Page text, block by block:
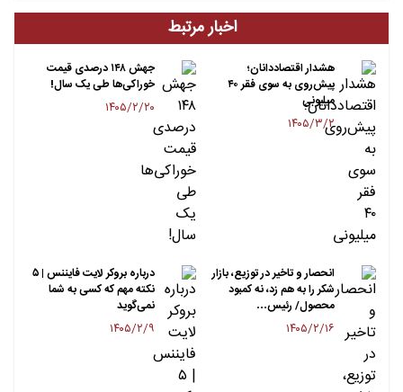
اخبار مرتبط
هشدار اقتصاددانان؛
پیش‌روی به سوی فقر ۴۰
میلیونی
۱۴۰۵/۳/۲
جهش ۱۴۸ درصدی قیمت
خوراکی‌ها طی یک سال!
۱۴۰۵/۲/۲۰
انحصار و تاخیر در توزیع، بازار
شکر را به هم زد، نه کمبود
محصول/ رئیس…
۱۴۰۵/۲/۱۶
درباره بروکر لایت فایننس | ۵
نکته مهم که کسی به شما
نمی‌گوید
۱۴۰۵/۲/۹